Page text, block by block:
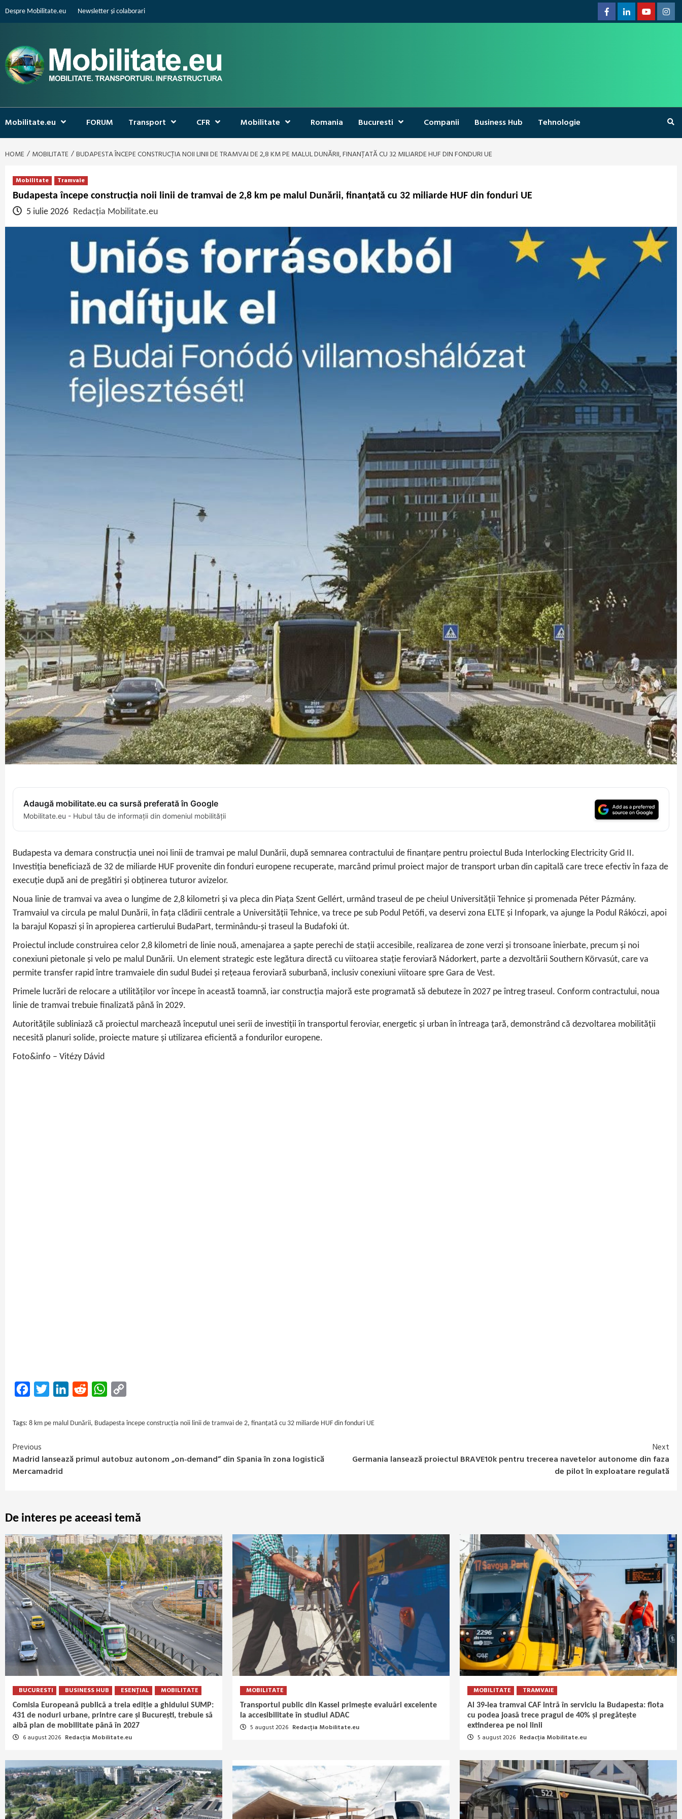
Despre Mobilitate.eu Newsletter și colaborari
FacebookLinkedinYoutube
Mobilitate.eu FORUM Transport CFR Mobilitate Romania Bucuresti Companii Business Hub Tehnologie
HOME MOBILITATE BUDAPESTA ÎNCEPE CONSTRUCȚIA NOII LINII DE TRAMVAI DE 2,8 KM PE MALUL DUNĂRII, FINANȚATĂ CU 32 MILIARDE HUF DIN FONDURI UE
Mobilitate
Tramvaie
Budapesta începe construcția noii linii de tramvai de 2,8 km pe malul Dunării, finanțată cu 32 miliarde HUF din fonduri UE
5 iulie 2026 Redacția Mobilitate.eu
Adaugă mobilitate.eu ca sursă preferată în Google
Mobilitate.eu - Hubul tău de informații din domeniul mobilității
Budapesta va demara construcția unei noi linii de tramvai pe malul Dunării, după semnarea contractului de finanțare pentru proiectul Buda Interlocking Electricity Grid II.
Investiția beneficiază de 32 de miliarde HUF provenite din fonduri europene recuperate, marcând primul proiect major de transport urban din capitală care trece efectiv în faza de
execuție după ani de pregătiri și obținerea tuturor avizelor.
Noua linie de tramvai va avea o lungime de 2,8 kilometri și va pleca din Piața Szent Gellért, urmând traseul de pe cheiul Universității Tehnice și promenada Péter Pázmány.
Tramvaiul va circula pe malul Dunării, în fața clădirii centrale a Universității Tehnice, va trece pe sub Podul Petőfi, va deservi zona ELTE și Infopark, va ajunge la Podul Rákóczi, apoi
la barajul Kopaszi și în apropierea cartierului BudaPart, terminându‑și traseul la Budafoki út.
Proiectul include construirea celor 2,8 kilometri de linie nouă, amenajarea a șapte perechi de stații accesibile, realizarea de zone verzi și tronsoane înierbate, precum și noi
conexiuni pietonale și velo pe malul Dunării. Un element strategic este legătura directă cu viitoarea stație feroviară Nádorkert, parte a dezvoltării Southern Körvasút, care va
permite transfer rapid între tramvaiele din sudul Budei și rețeaua feroviară suburbană, inclusiv conexiuni viitoare spre Gara de Vest.
Primele lucrări de relocare a utilităților vor începe în această toamnă, iar construcția majoră este programată să debuteze în 2027 pe întreg traseul. Conform contractului, noua
linie de tramvai trebuie finalizată până în 2029.
Autoritățile subliniază că proiectul marchează începutul unei serii de investiții în transportul feroviar, energetic și urban în întreaga țară, demonstrând că dezvoltarea mobilității
necesită planuri solide, proiecte mature și utilizarea eficientă a fondurilor europene.
Foto&info – Vitézy Dávid
FacebookTwitter LinkedInReddit WhatsApp
Tags: 8 km pe malul Dunării, Budapesta începe construcția noii linii de tramvai de 2, finanțată cu 32 miliarde HUF din fonduri UE
Continue
Reading
Previous
Madrid lansează primul autobuz autonom „on‑demand” din Spania în zona logistică
Mercamadrid
Next
Germania lansează proiectul BRAVE10k pentru trecerea navetelor autonome din faza
de pilot în exploatare regulată
De interes pe aceeasi temă
BUCURESTI BUSINESS HUB ESENȚIAL MOBILITATE
Comisia Europeană publică a treia ediție a ghidului SUMP:
431 de noduri urbane, printre care și București, trebuie să
aibă plan de mobilitate până în 2027
6 august 2026 Redacția Mobilitate.eu
MOBILITATE
Transportul public din Kassel primește evaluări excelente
la accesibilitate în studiul ADAC
5 august 2026 Redacția Mobilitate.eu
MOBILITATE TRAMVAIE
Al 39‑lea tramvai CAF intră în serviciu la Budapesta: flota
cu podea joasă trece pragul de 40% și pregătește
extinderea pe noi linii
5 august 2026 Redacția Mobilitate.eu